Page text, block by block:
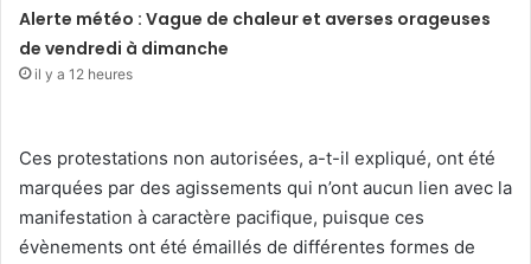
Alerte météo : Vague de chaleur et averses orageuses
de vendredi à dimanche
il y a 12 heures
Ces protestations non autorisées, a-t-il expliqué, ont été
marquées par des agissements qui n’ont aucun lien avec la
manifestation à caractère pacifique, puisque ces
évènements ont été émaillés de différentes formes de